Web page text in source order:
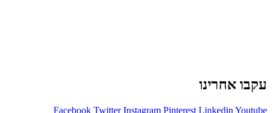
עקבו אחרינו
Facebook Twitter Instagram Pinterest Linkedin Youtube